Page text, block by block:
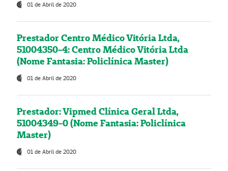
01 de Abril de 2020
Prestador Centro Médico Vitória Ltda,
51004350-4: Centro Médico Vitória Ltda
(Nome Fantasia: Policlínica Master)
01 de Abril de 2020
Prestador: Vipmed Clínica Geral Ltda,
51004349-0 (Nome Fantasia: Policlínica
Master)
01 de Abril de 2020